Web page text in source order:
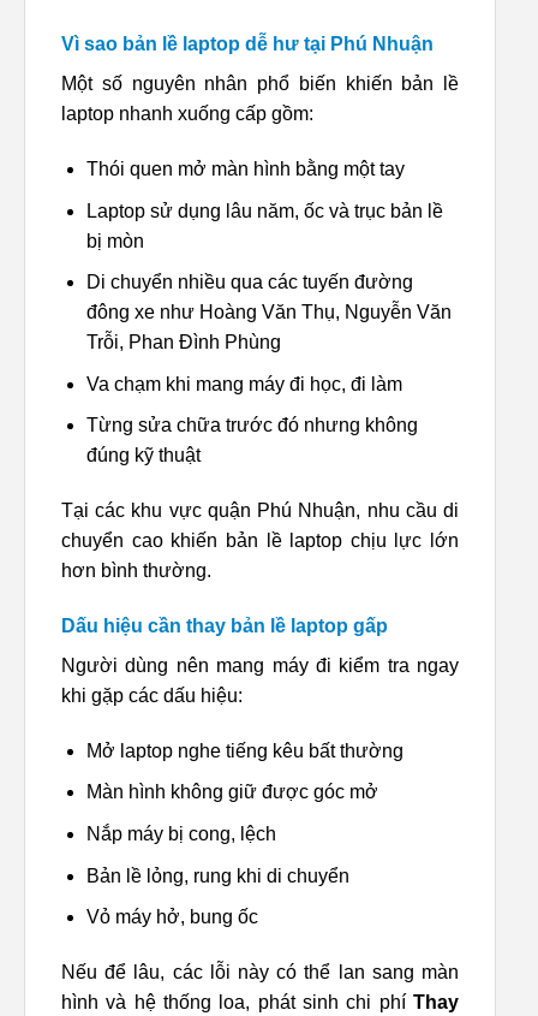
Vì sao bản lề laptop dễ hư tại Phú Nhuận
Một số nguyên nhân phổ biến khiến bản lề
laptop nhanh xuống cấp gồm:
Thói quen mở màn hình bằng một tay
Laptop sử dụng lâu năm, ốc và trục bản lề
bị mòn
Di chuyển nhiều qua các tuyến đường
đông xe như Hoàng Văn Thụ, Nguyễn Văn
Trỗi, Phan Đình Phùng
Va chạm khi mang máy đi học, đi làm
Từng sửa chữa trước đó nhưng không
đúng kỹ thuật
Tại các khu vực quận Phú Nhuận, nhu cầu di
chuyển cao khiến bản lề laptop chịu lực lớn
hơn bình thường.
Dấu hiệu cần thay bản lề laptop gấp
Người dùng nên mang máy đi kiểm tra ngay
khi gặp các dấu hiệu:
Mở laptop nghe tiếng kêu bất thường
Màn hình không giữ được góc mở
Nắp máy bị cong, lệch
Bản lề lỏng, rung khi di chuyển
Vỏ máy hở, bung ốc
Nếu để lâu, các lỗi này có thể lan sang màn
hình và hệ thống loa, phát sinh chi phí Thay